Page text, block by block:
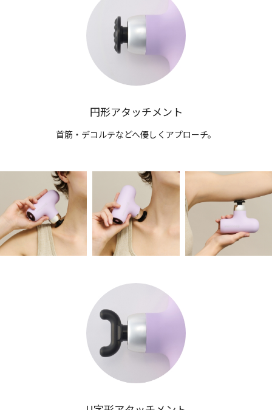
円形アタッチメント
首筋・デコルテなどへ優しくアプローチ。